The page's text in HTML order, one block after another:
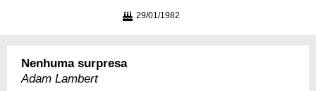
29/01/1982
Nenhuma surpresa
Adam Lambert